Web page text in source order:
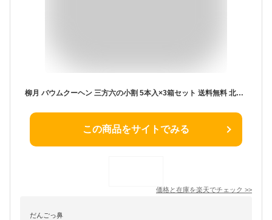
柳月 バウムクーヘン 三方六の小割 5本入×3箱セット 送料無料 北海道お土産 焼き菓子 チョコレート バームクーヘン ギフト 熨斗 内祝い ケーキ 帯広 小割り お返し チョコ以外 個包装 プレゼント ホワイトデー お返し ばら 散き 2026 おしゃれ お菓子
この商品をサイトでみる
価格と在庫を楽天でチェック >>
だんごっ鼻